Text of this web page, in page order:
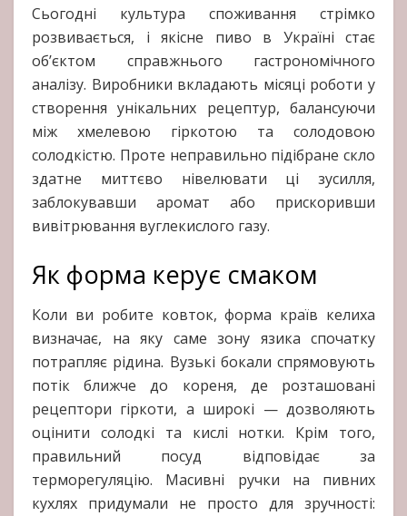
Сьогодні культура споживання стрімко
розвивається, і якісне пиво в Україні стає
об’єктом справжнього гастрономічного
аналізу. Виробники вкладають місяці роботи у
створення унікальних рецептур, балансуючи
між хмелевою гіркотою та солодовою
солодкістю. Проте неправильно підібране скло
здатне миттєво нівелювати ці зусилля,
заблокувавши аромат або прискоривши
вивітрювання вуглекислого газу.
Як форма керує смаком
Коли ви робите ковток, форма країв келиха
визначає, на яку саме зону язика спочатку
потрапляє рідина. Вузькі бокали спрямовують
потік ближче до кореня, де розташовані
рецептори гіркоти, а широкі — дозволяють
оцінити солодкі та кислі нотки. Крім того,
правильний посуд відповідає за
терморегуляцію. Масивні ручки на пивних
кухлях придумали не просто для зручності: